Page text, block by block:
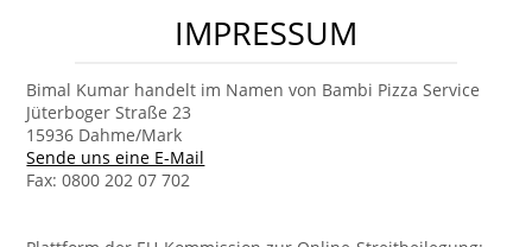
IMPRESSUM
Bimal Kumar handelt im Namen von Bambi Pizza Service
Jüterboger Straße 23
15936 Dahme/Mark
Sende uns eine E-Mail
Fax: 0800 202 07 702